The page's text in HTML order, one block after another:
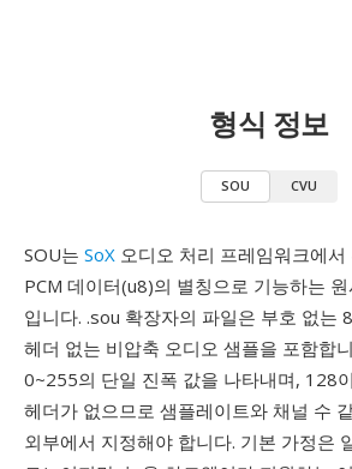
형식 정보
SOU CVU
SOU는 SoX 오디오 처리 프레임워크에
PCM 데이터(u8)의 별칭으로 기능하는
입니다. .sou 확장자의 파일은 부호 없는
헤더 없는 비압축 오디오 샘플을 포함합
0~255의 단일 진폭 값을 나타내며, 128
헤더가 없으므로 샘플레이트와 채널 수
외부에서 지정해야 합니다. 기본 가정은